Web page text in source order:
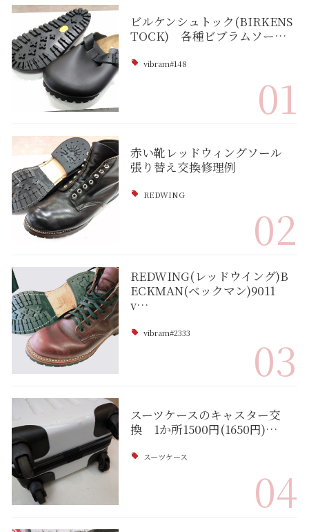
ビルケンシュトック(BIRKENS
TOCK) 各種ビブラムソー…
vibram#148
01
赤い靴レッドウィングソール
張り替え交換修理例
REDWING
02
REDWING(レッドウイング)B
ECKMAN(ベックマン)9011
v…
vibram#2333 03
スーツケースのキャスター交
換 1か所1500円(1650円)…
スーツケース
04